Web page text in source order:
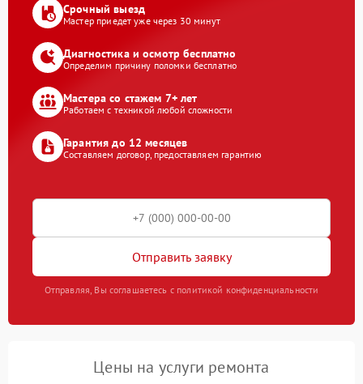
Срочный выезд
Мастер приедет уже через 30 минут
Диагностика и осмотр бесплатно
Определим причину поломки бесплатно
Мастера со стажем 7+ лет
Работаем с техникой любой сложности
Гарантия до 12 месяцев
Составляем договор, предоставляем гарантию
Отправить заявку
Отправляя, Вы соглашаетесь с политикой конфиденциальности
Цены на услуги ремонта